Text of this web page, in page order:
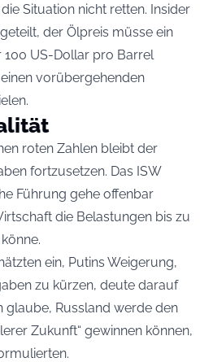
Situation nicht retten. Insider
der Ölpreis müsse ein
100 US-Dollar pro Barrel
vorübergehenden
roten Zahlen bleibt der
fortzusetzen. Das ISW
Führung gehe offenbar
die Belastungen bis zu
ein, Putins Weigerung,
zu kürzen, deute darauf
glaube, Russland werde den
Zukunft“ gewinnen können,